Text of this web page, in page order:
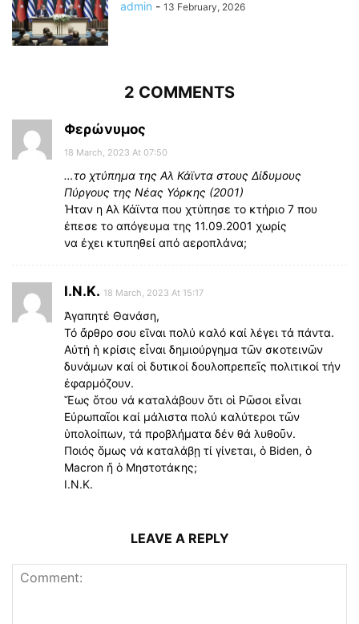
admin - 13 February, 2026
2 COMMENTS
Φερώνυμος
18 March, 2023 At 07:50
…το χτύπημα της Αλ Κάϊντα στους Δίδυμους
Πύργους της Νέας Υόρκης (2001)
Ήταν η Αλ Κάϊντα που χτύπησε το κτήριο 7 που
έπεσε το απόγευμα της 11.09.2001 χωρίς
να έχει κτυπηθεί από αεροπλάνα;
I.N.K. 18 March, 2023 At 15:17
Ἀγαπητέ Θανάση,
Τό ἄρθρο σου εῑναι πολύ καλό καί λέγει τά πάντα.
Αὐτή ἡ κρίσις εἶναι δημιούργημα τῶν σκοτεινῶν
δυνάμων καί οἱ δυτικοί δουλοπρεπεῖς πολιτικοί τήν
ἐφαρμόζουν.
Ἕως ὅτου νά καταλάβουν ὅτι οἱ Ρῶσοι εἶναι
Εὐρωπαῖοι καί μάλιστα πολύ καλύτεροι τῶν
ὑπολοίπων, τά προβλήματα δέν θά λυθοῦν.
Ποιός ὅμως νά καταλάβῃ τί γίνεται, ὁ Biden, ὁ
Macron ἤ ὁ Μηστοτάκης;
I.N.K.
LEAVE A REPLY